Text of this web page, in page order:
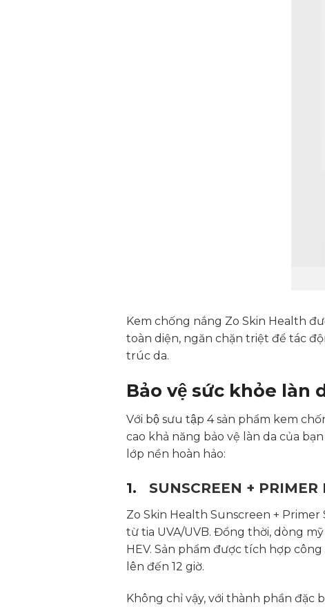
Kem chống nắng Zo Skin Health
toàn diện, ngăn chặn triệt để tác
trúc da.
Bảo vệ sức khỏe làn
Với bộ sưu tập 4 sản phẩm kem
cao khả năng bảo vệ làn da của
lớp nền hoàn hảo:
1. SUNSCREEN +
Zo Skin Health Sunscreen +
từ tia UVA/UVB. Đồng thời, dòng
HEV. Sản phẩm được tích hợp
lên đến 12 giờ.
Không chỉ vậy, với thành phần